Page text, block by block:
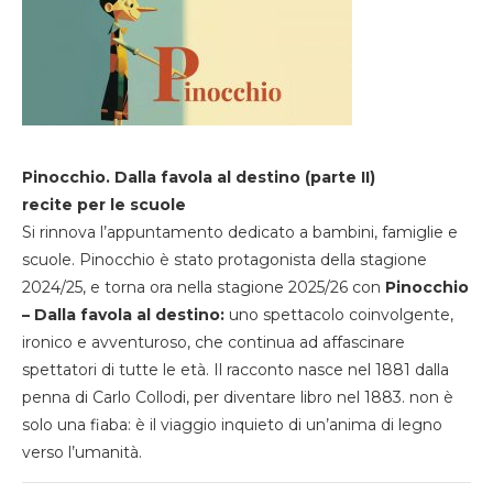
Pinocchio. Dalla favola al destino (parte II)
recite per le scuole
Si rinnova l’appuntamento dedicato a bambini, famiglie e
scuole. Pinocchio è stato protagonista della stagione
2024/25, e torna ora nella stagione 2025/26 con Pinocchio
– Dalla favola al destino: uno spettacolo coinvolgente,
ironico e avventuroso, che continua ad affascinare
spettatori di tutte le età. Il racconto nasce nel 1881 dalla
penna di Carlo Collodi, per diventare libro nel 1883. non è
solo una fiaba: è il viaggio inquieto di un’anima di legno
verso l’umanità.